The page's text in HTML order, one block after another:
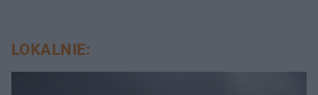
LOKALNIE: